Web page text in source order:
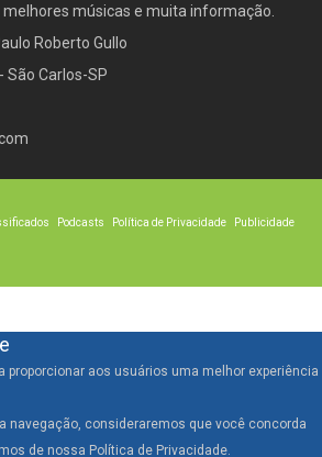
músicas e muita informação.
Roberto Gullo
São Carlos-SP
Podcasts Política de Privacidade Publicidade
proporcionar aos usuários uma melhor experiência
navegação, consideraremos que você concorda
de nossa Política de Privacidade.